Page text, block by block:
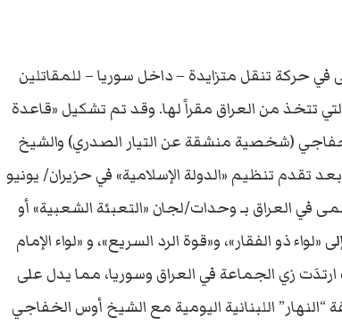
حركة تنقل متزايدة – داخل سوريا – للمقاتلين
تتخذ من العراق مقراً لها. وقد تم تشكيل «قاعدة
(شخصية منشقة عن التيار الصدري) والشيخ
تقدم تنظيم «الدولة الإسلامية» في حزيران/ يونيو
في العراق بـ وحدات/لجان «التعبئة الشعبية» أو
ذو الفقار»، و«قوة الرد السريع»، و «لواء الإمام
زي الجماعة في العراق وسوريا، مما يدل على
“النهار” اللبنانية اليومية مع الشيخ أوس الخفاجي